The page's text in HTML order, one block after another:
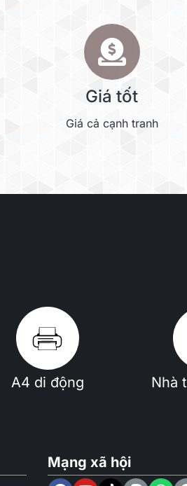
Giá tốt
Giá cả cạnh tranh
A4 di động Nhà
Mạng xã hội